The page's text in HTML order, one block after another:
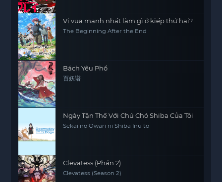
Vị vua mạnh nhất làm gì ở kiếp thứ hai?
The Beginning After the End
Bách Yêu Phổ
百妖谱
Ngày Tận Thế Với Chú Chó Shiba Của Tôi
Sekai no Owari ni Shiba Inu to
Clevatess (Phần 2)
Clevatess (Season 2)